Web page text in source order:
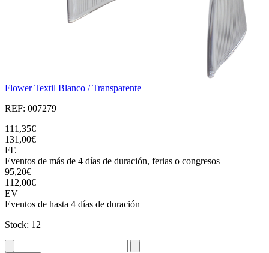
Flower Textil Blanco / Transparente
REF: 007279
111,35€
131,00€
FE
Eventos de más de 4 días de duración, ferias o congresos
95,20€
112,00€
EV
Eventos de hasta 4 días de duración
Stock: 12